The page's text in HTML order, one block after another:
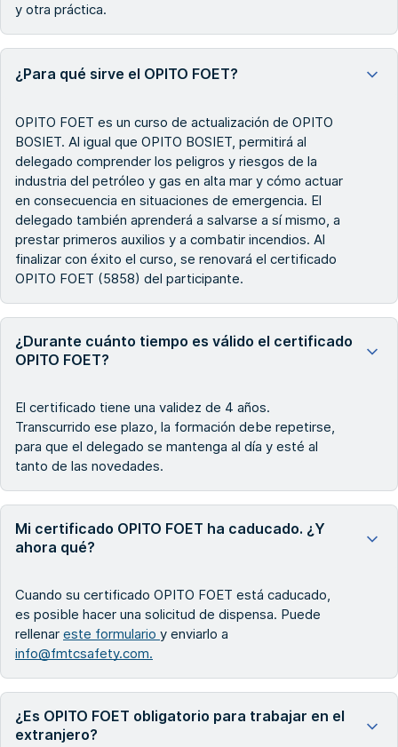
y otra práctica.
¿Para qué sirve el OPITO FOET?
OPITO FOET es un curso de actualización de OPITO
BOSIET. Al igual que OPITO BOSIET, permitirá al
delegado comprender los peligros y riesgos de la
industria del petróleo y gas en alta mar y cómo actuar
en consecuencia en situaciones de emergencia. El
delegado también aprenderá a salvarse a sí mismo, a
prestar primeros auxilios y a combatir incendios. Al
finalizar con éxito el curso, se renovará el certificado
OPITO FOET (5858) del participante.
¿Durante cuánto tiempo es válido el certificado
OPITO FOET?
El certificado tiene una validez de 4 años.
Transcurrido ese plazo, la formación debe repetirse,
para que el delegado se mantenga al día y esté al
tanto de las novedades.
Mi certificado OPITO FOET ha caducado. ¿Y
ahora qué?
Cuando su certificado OPITO FOET está caducado,
es posible hacer una solicitud de dispensa. Puede
rellenar este formulario y enviarlo a
info@fmtcsafety.com.
¿Es OPITO FOET obligatorio para trabajar en el
extranjero?